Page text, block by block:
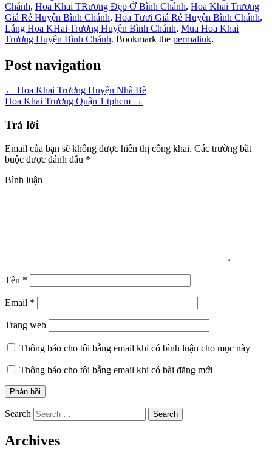
Chánh, Hoa Khai TRương Đẹp Ở Bình Chánh, Hoa Khai Trương
Giá Rẻ Huyện Bình Chánh, Hoa Tươi Giá Rẻ Huyện Bình Chánh,
Lẵng Hoa KHai Trương Huyện Bình Chánh, Mua Hoa Khai
Trương Huyện Bình Chánh. Bookmark the permalink.
Post navigation
← Hoa Khai Trương Huyện Nhà Bè
Hoa Khai Trương Quận 1 tphcm →
Trả lời
Email của bạn sẽ không được hiển thị công khai. Các trường bắt
buộc được đánh dấu *
Bình luận
Tên *
Email *
Trang web
Thông báo cho tôi bằng email khi có bình luận cho mục này
Thông báo cho tôi bằng email khi có bài đăng mới
Search
Archives